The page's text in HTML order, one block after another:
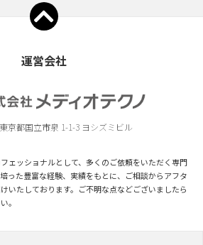
運営会社
京都国立市泉 1-1-3 ヨシズミビル
ェッショナルとして、多くのご依頼をいただく専門
った豊富な経験、実績をもとに、ご相談からアフタ
いたしております。ご不明な点などございましたら
。